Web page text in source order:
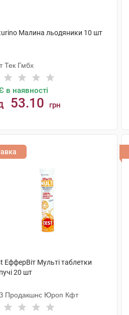
Малина льодяники 10 шт
Тек Гмбх
в наявності
53.10 грн
ЕфферВіт Мульті таблетки
20 шт
Продакшнс Юроп Кфт